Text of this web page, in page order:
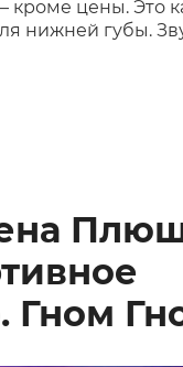
кроме цены. Это
нижней губы.
Гном